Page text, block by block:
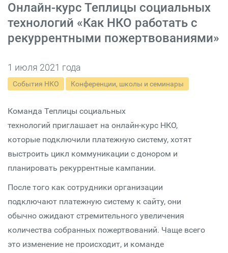
Онлайн-курс Теплицы социальных
технологий «Как НКО работать с
рекуррентными пожертвованиями»
1 июля 2021 года
События НКО Конференции, школы и семинары
Команда Теплицы социальных
технологий приглашает на онлайн-курс НКО,
которые подключили платежную систему, хотят
выстроить цикл коммуникации с донором и
планировать рекуррентные кампании.
После того как сотрудники организации
подключают платежную систему к сайту, они
обычно ожидают стремительного увеличения
количества собранных пожертвований. Чаще всего
это изменение не происходит, и команде